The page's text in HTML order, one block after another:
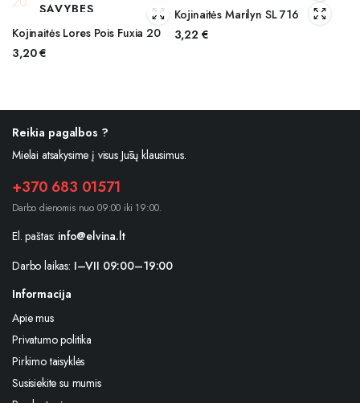
SAVYBES
Kojinaitės Lores Pois Fuxia 20
3,20€
Kojinaitės Marilyn SL 716
3,22 €
Reikia pagalbos ?
Mielai atsakysime į visus Jūsų klausimus.
+370 683 01571
Darbo dienomis nuo 09:00 iki 19:00.
El. paštas: info@elvina.lt
Darbo laikas: I–VII 09:00–19:00
Informacija
Apie mus
Privatumo politika
Pirkimo taisyklės
Susisiekite su mumis